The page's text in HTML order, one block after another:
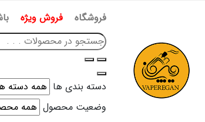
فروشگاه فروش ویژه
دسته بندی ها
وضعیت محصول